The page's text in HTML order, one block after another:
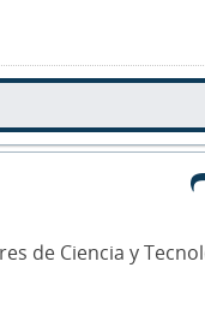
de Ciencia y